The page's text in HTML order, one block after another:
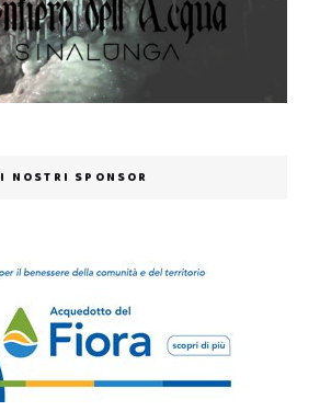
I NOSTRI SPONSOR